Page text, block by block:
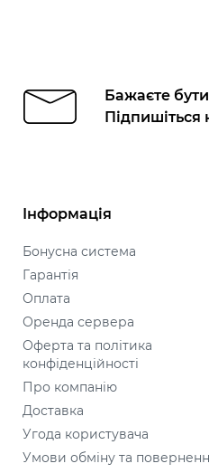
Бажаєте
Підпишіться
Інформація
Бонусна система
Гарантія
Оплата
Оренда сервера
Оферта та політика
конфіденційності
Про компанію
Доставка
Угода користувача
Умови обміну та